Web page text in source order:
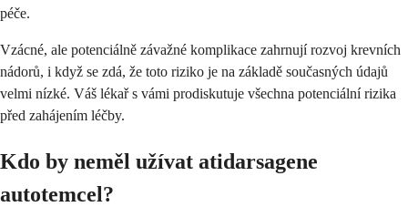
péče.
Vzácné, ale potenciálně závažné komplikace zahrnují rozvoj krevních
nádorů, i když se zdá, že toto riziko je na základě současných údajů
velmi nízké. Váš lékař s vámi prodiskutuje všechna potenciální rizika
před zahájením léčby.
Kdo by neměl užívat atidarsagene
autotemcel?